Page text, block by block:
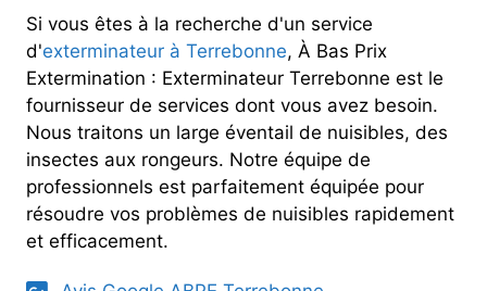
Si vous êtes à la recherche d'un service
d'exterminateur à Terrebonne, À Bas Prix
Extermination : Exterminateur Terrebonne est le
fournisseur de services dont vous avez besoin.
Nous traitons un large éventail de nuisibles, des
insectes aux rongeurs. Notre équipe de
professionnels est parfaitement équipée pour
résoudre vos problèmes de nuisibles rapidement
et efficacement.